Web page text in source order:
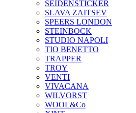
SEIDENSTICKER
SLAVA ZAITSEV
SPEERS LONDON
STEINBOCK
STUDIO NAPOLI
TIO BENETTO
TRAPPER
TROY
VENTI
VIVACANA
WILVORST
WOOL&Co